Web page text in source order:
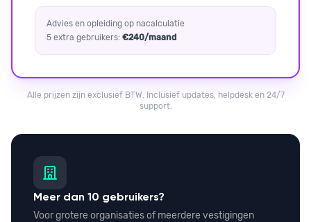
Advies en opleiding op nacalculatie
5 extra gebruikers: €240/maand
Alle prijzen zijn exclusief BTW. Inclusief updates, helpdesk en 24/7
support.
Meer dan 10 gebruikers?
Voor grotere organisaties of meerdere vestigingen